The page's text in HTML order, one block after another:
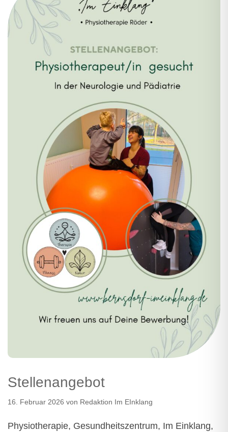
Stellenangebot
16. Februar 2026 von Redaktion Im EInklang
Physiotherapie, Gesundheitszentrum, Im Einklang,